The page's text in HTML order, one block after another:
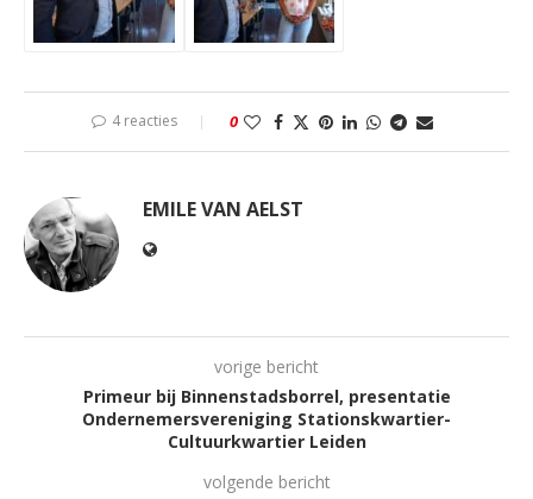
4 reacties 0
EMILE VAN AELST
vorige bericht
Primeur bij Binnenstadsborrel, presentatie
Ondernemersvereniging Stationskwartier-
Cultuurkwartier Leiden
volgende bericht